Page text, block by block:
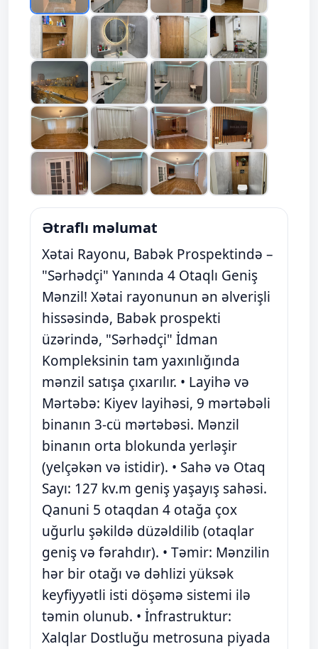
Ətraflı məlumat
Xətai Rayonu, Babək Prospektində –
"Sərhədçi" Yanında 4 Otaqlı Geniş
Mənzil! Xətai rayonunun ən əlverişli
hissəsində, Babək prospekti
üzərində, "Sərhədçi" İdman
Kompleksinin tam yaxınlığında
mənzil satışa çıxarılır. • Layihə və
Mərtəbə: Kiyev layihəsi, 9 mərtəbəli
binanın 3-cü mərtəbəsi. Mənzil
binanın orta blokunda yerləşir
(yelçəkən və istidir). • Sahə və Otaq
Sayı: 127 kv.m geniş yaşayış sahəsi.
Qanuni 5 otaqdan 4 otağa çox
uğurlu şəkildə düzəldilib (otaqlar
geniş və fərahdır). • Təmir: Mənzilin
hər bir otağı və dəhlizi yüksək
keyfiyyətli isti döşəmə sistemi ilə
təmin olunub. • İnfrastruktur:
Xalqlar Dostluğu metrosuna piyada